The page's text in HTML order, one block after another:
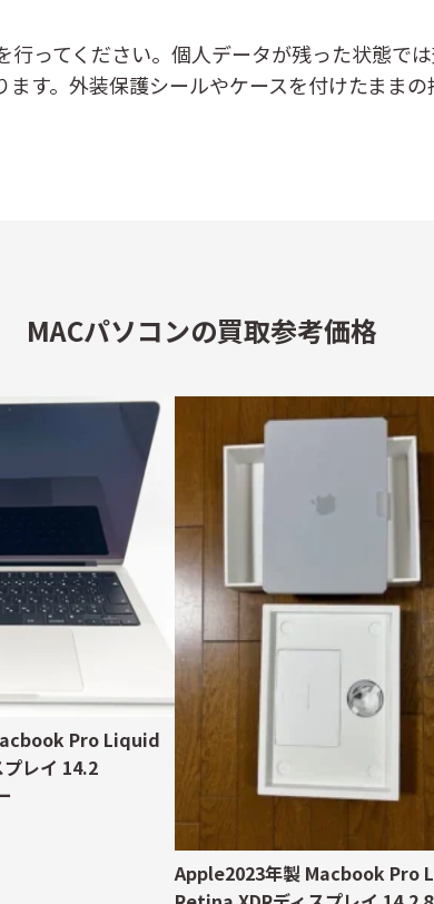
ってください。個人データが残った状態で
す。外装保護シールやケースを付けたまま
MACパソコンの買取参考価格
Pro Liquid
レイ 14.2
Apple2023年製 Macbook Pro